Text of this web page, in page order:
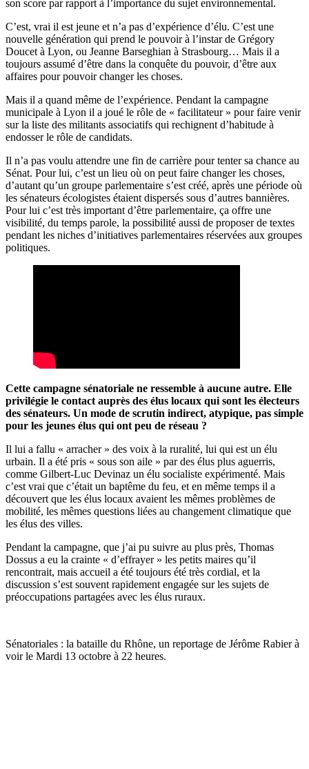
son score par rapport à l’importance du sujet environnemental.
C’est, vrai il est jeune et n’a pas d’expérience d’élu. C’est une
nouvelle génération qui prend le pouvoir à l’instar de Grégory
Doucet à Lyon, ou Jeanne Barseghian à Strasbourg… Mais il a
toujours assumé d’être dans la conquête du pouvoir, d’être aux
affaires pour pouvoir changer les choses.
Mais il a quand même de l’expérience. Pendant la campagne
municipale à Lyon il a joué le rôle de « facilitateur » pour faire venir
sur la liste des militants associatifs qui rechignent d’habitude à
endosser le rôle de candidats.
Il n’a pas voulu attendre une fin de carrière pour tenter sa chance au
Sénat. Pour lui, c’est un lieu où on peut faire changer les choses,
d’autant qu’un groupe parlementaire s’est créé, après une période où
les sénateurs écologistes étaient dispersés sous d’autres bannières.
Pour lui c’est très important d’être parlementaire, ça offre une
visibilité, du temps parole, la possibilité aussi de proposer de textes
pendant les niches d’initiatives parlementaires réservées aux groupes
politiques.
Cette campagne sénatoriale ne ressemble à aucune autre. Elle
privilégie le contact auprès des élus locaux qui sont les électeurs
des sénateurs. Un mode de scrutin indirect, atypique, pas simple
pour les jeunes élus qui ont peu de réseau ?
Il lui a fallu « arracher » des voix à la ruralité, lui qui est un élu
urbain. Il a été pris « sous son aile » par des élus plus aguerris,
comme Gilbert-Luc Devinaz un élu socialiste expérimenté. Mais
c’est vrai que c’était un baptême du feu, et en même temps il a
découvert que les élus locaux avaient les mêmes problèmes de
mobilité, les mêmes questions liées au changement climatique que
les élus des villes.
Pendant la campagne, que j’ai pu suivre au plus près, Thomas
Dossus a eu la crainte « d’effrayer » les petits maires qu’il
rencontrait, mais accueil a été toujours été très cordial, et la
discussion s’est souvent rapidement engagée sur les sujets de
préoccupations partagées avec les élus ruraux.
Sénatoriales : la bataille du Rhône, un reportage de Jérôme Rabier à
voir le Mardi 13 octobre à 22 heures.